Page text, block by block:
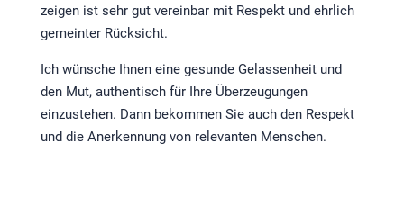
zeigen ist sehr gut vereinbar mit Respekt und ehrlich
gemeinter Rücksicht.
Ich wünsche Ihnen eine gesunde Gelassenheit und
den Mut, authentisch für Ihre Überzeugungen
einzustehen. Dann bekommen Sie auch den Respekt
und die Anerkennung von relevanten Menschen.